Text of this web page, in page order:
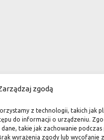
zgodą
z technologii, takich jak
do informacji o urządzeniu.
takie jak zachowanie podczas
wyrażenia zgody lub wycofanie